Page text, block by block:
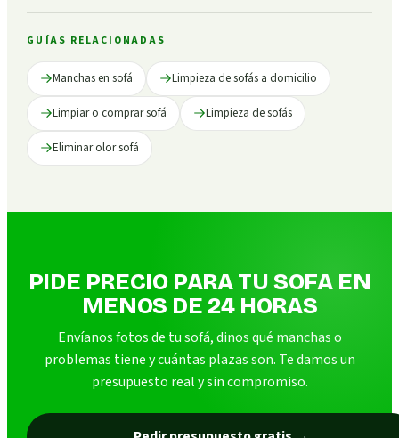
GUÍAS RELACIONADAS
Manchas en sofá Limpieza de sofás a domicilio
Limpiar o comprar sofá Limpieza de sofás
Eliminar olor sofá
PIDE PRECIO PARA TU SOFA EN
MENOS DE 24 HORAS
Envíanos fotos de tu sofá, dinos qué manchas o
problemas tiene y cuántas plazas son. Te damos un
presupuesto real y sin compromiso.